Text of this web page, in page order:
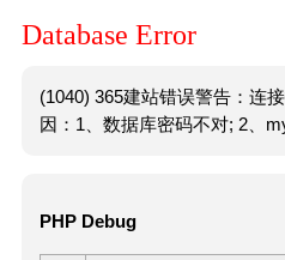
Database Error
(1040) 365建站错误警告：连
因：1、数据库密码不对; 2、
PHP Debug